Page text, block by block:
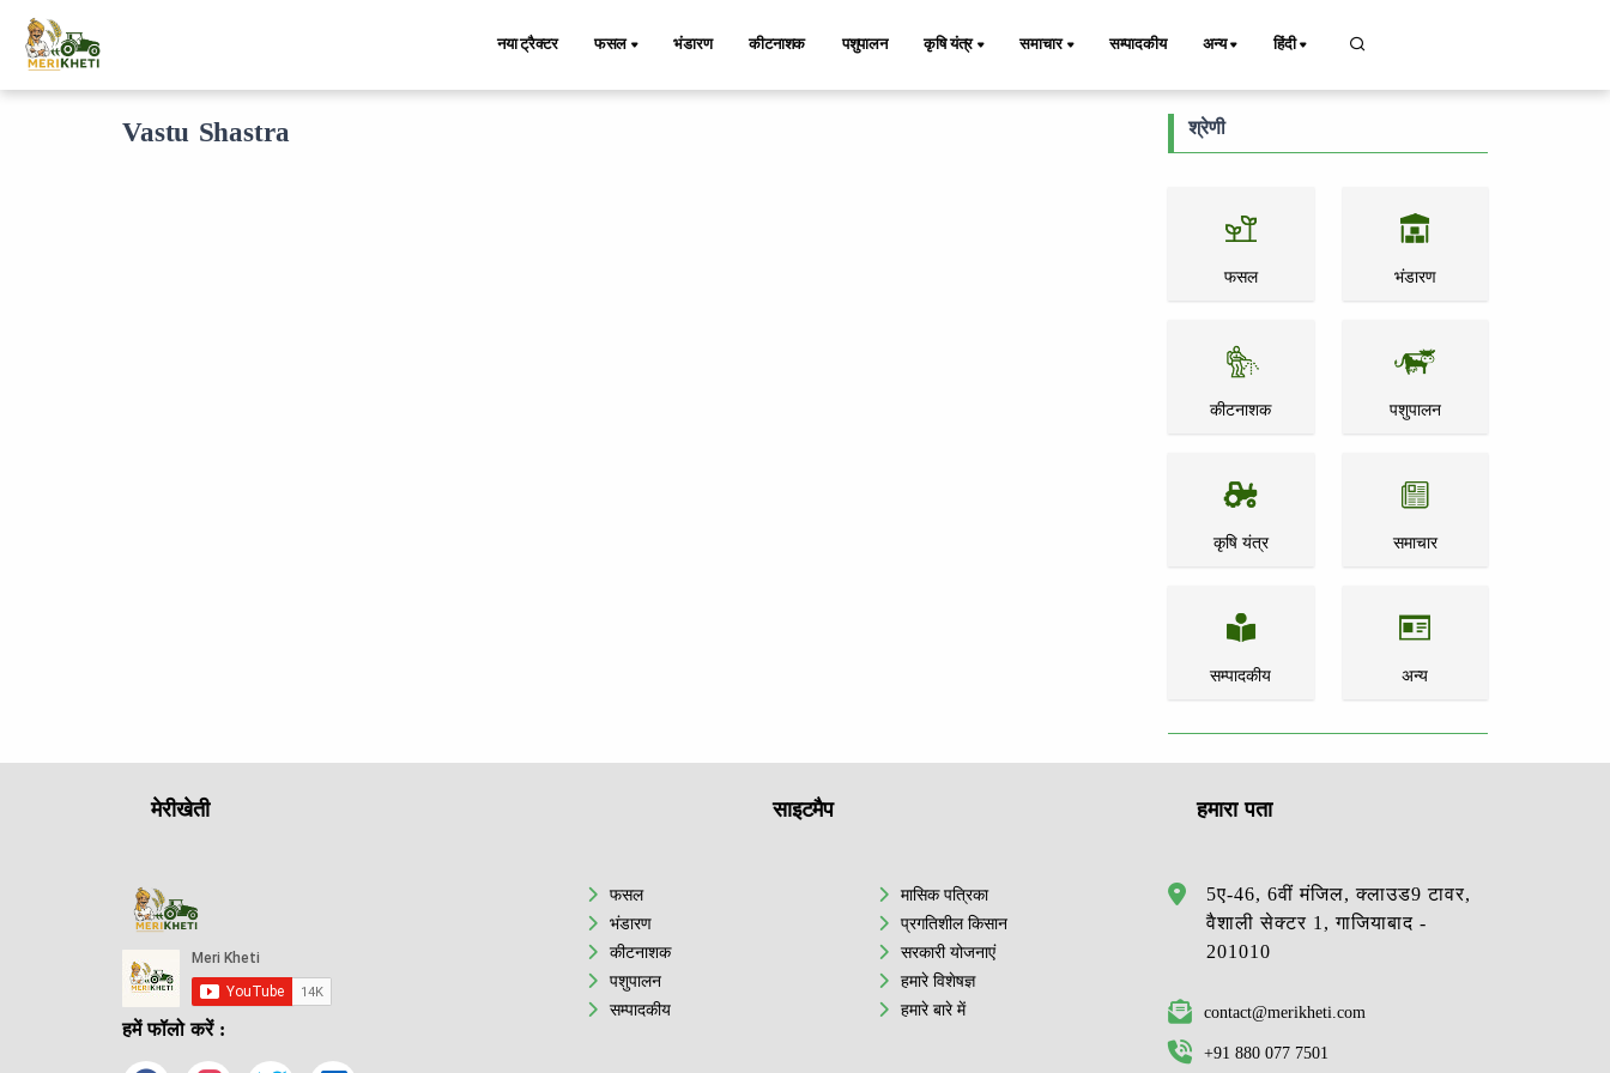
नया ट्रैक्टर फसल भंडारण कीटनाशक पशुपालन कृषि यंत्र समाचार सम्पादकीय अन्य हिंदी
Vastu Shastra श्रेणी
फसल भंडारण
कीटनाशक पशुपालन
कृषि यंत्र समाचार
सम्पादकीय अन्य
मेरीखेती
हमें फॉलो करें :
साइटमैप
फसल
भंडारण
कीटनाशक
पशुपालन
सम्पादकीय
मासिक पत्रिका
प्रगतिशील किसान
सरकारी योजनाएं
हमारे विशेषज्ञ
हमारे बारे में
हमारा पता
5ए-46, 6वीं मंजिल, क्लाउड9 टावर,
वैशाली सेक्टर 1, गाजियाबाद -
201010
contact@merikheti.com
+91 880 077 7501